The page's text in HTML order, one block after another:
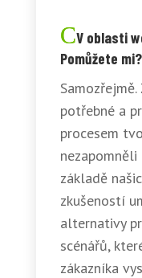
V oblasti
Pomůžete mi?
potřebné a
procesem
základě
zkušeností
alternativy
scénářů,
zákazníka